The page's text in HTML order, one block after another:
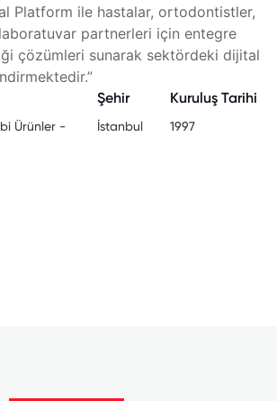
Platform ile hastalar, ortodontistler,
partnerleri için entegre
çözümleri sunarak sektördeki dijital
Ürünler -
Şehir
İstanbul
Kuruluş Tarihi
1997